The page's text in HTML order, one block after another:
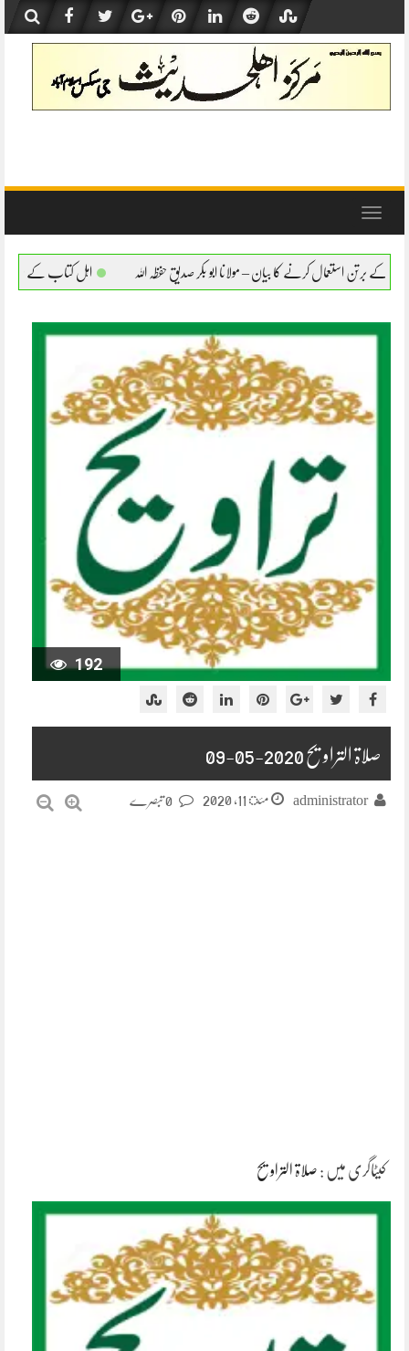
content
Toggle
بیان – مولانا ابو بکر صدیق حفظہ اللہ اہل کتاب کے برتن استعمال کرنے کا بیان –
192
صلاۃ التراویح 2020-05-09
administrator مئ 11, 2020
کیٹاگری میں : صلاۃ التراویح